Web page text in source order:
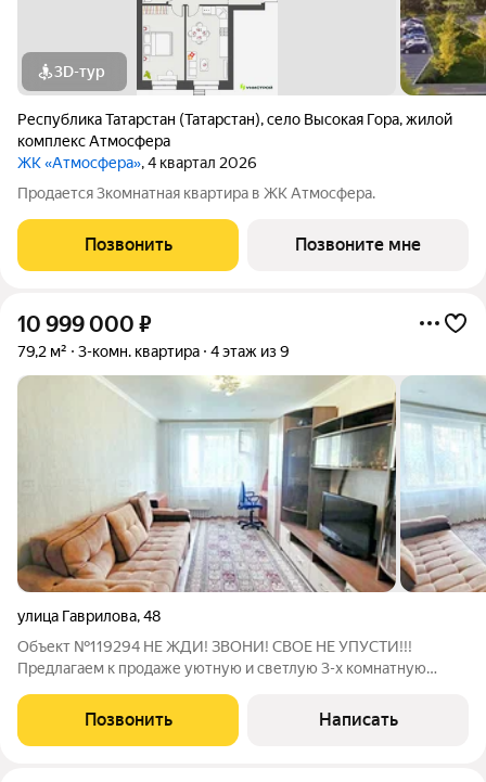
3D-тур
Республика Татарстан (Татарстан),село Высокая Гора,жилой
комплекс Атмосфера
ЖК «Атмосфера», 4 квартал 2026
Продается 3комнатная квартира в ЖК Атмосфера.
Позвонить Позвоните мне
10 999 000 ₽
79,2 м² 3-комн. квартира 4 этаж из 9
улица Гаврилова,48
Объект №119294 НЕ ЖДИ! ЗВОНИ! СВОЕ НЕ УПУСТИ!!!
Предлагаем к продаже уютную и светлую 3-х комнатную
этажного дома по адресу: ул. Гаврилова, д. 48. Дом выгодно
удален от шумной магистрали, что
Позвонить Написать